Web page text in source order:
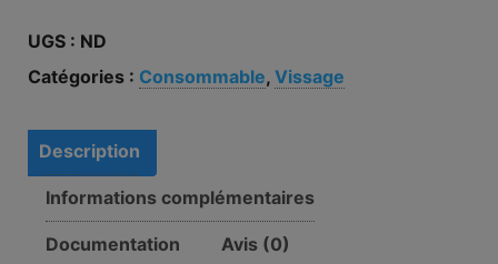
UGS : ND
Catégories : Consommable, Vissage
Description
Informations complémentaires
Documentation Avis (0)